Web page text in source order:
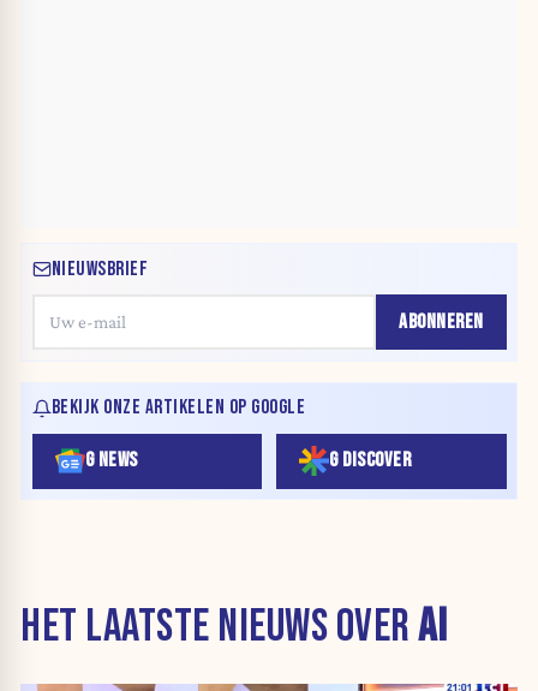
NIEUWSBRIEF
ABONNEREN
BEKIJK ONZE ARTIKELEN OP GOOGLE
G NEWS G DISCOVER
HET LAATSTE NIEUWS OVERAI